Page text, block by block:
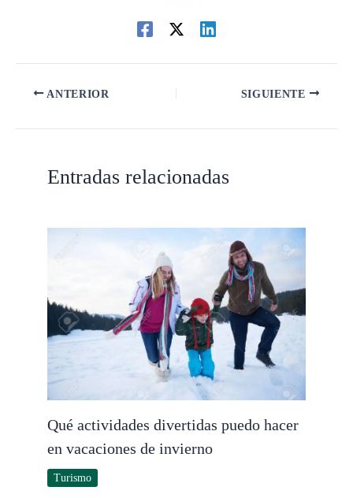
ANTERIOR SIGUIENTE
Entradas relacionadas
Qué actividades divertidas puedo hacer
en vacaciones de invierno
Turismo